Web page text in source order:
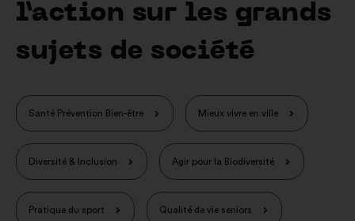
l’action sur les grands
sujets de société
Santé Prévention Bien-être Mieux vivre en ville
Diversité & Inclusion Agir pour la Biodiversité
Pratique du sport Qualité de vie seniors